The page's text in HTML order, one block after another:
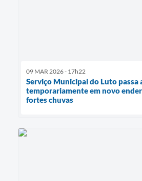
09 MAR 2026 - 17h22
Serviço Municipal do Luto passa
temporariamente em novo
fortes chuvas